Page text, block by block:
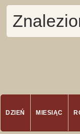
DZIEŃ MIESIĄC